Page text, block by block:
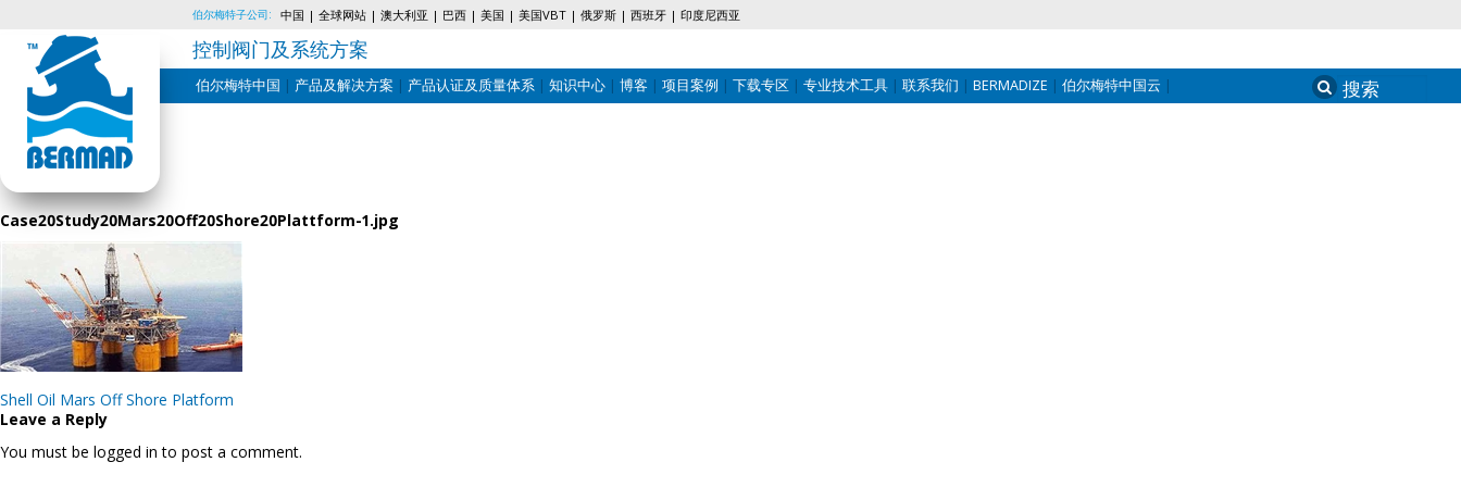
Skip
content
伯尔梅特子公司: 中国 全球网站 澳大利亚 巴西 美国 美国VBT 俄罗斯 西班牙 印度尼西亚
控制阀门及系统方案
伯尔梅特中国 产品及解决方案 产品认证及质量体系 知识中心 博客 项目案例 下载专区 专业技术工具 联系我们 BERMADIZE 伯尔梅特中国云 Search
for:
Case20Study20Mars20Off20Shore20Plattform-1.jpg
Post
navigation
Shell Oil Mars Off Shore Platform
Leave a Reply
You must be logged in to post a comment.